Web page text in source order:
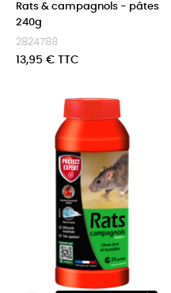
Rats & campagnols - pâtes
240g
2824788
Prix
13,95 € TTC